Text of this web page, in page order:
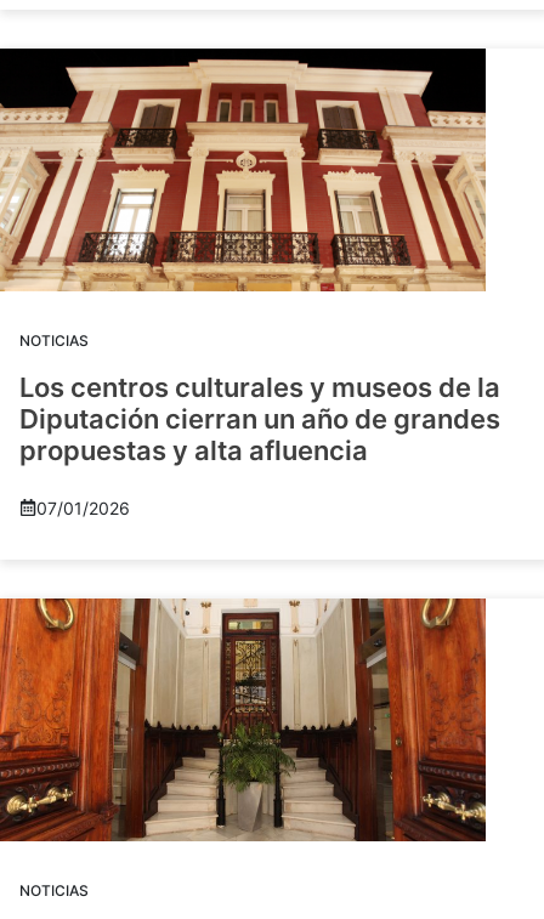
NOTICIAS
Los centros culturales y museos de la
Diputación cierran un año de grandes
propuestas y alta afluencia
07/01/2026
NOTICIAS